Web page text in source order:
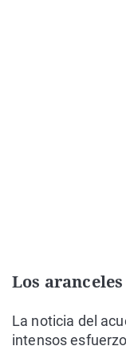
Los
La noticia del
intensos